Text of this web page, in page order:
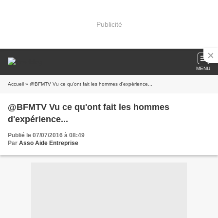
Publicité
MENU
Accueil » @BFMTV Vu ce qu'ont fait les hommes d'expérience...
@BFMTV Vu ce qu'ont fait les hommes
d'expérience...
Publié le 07/07/2016 à 08:49
Par Asso Aide Entreprise